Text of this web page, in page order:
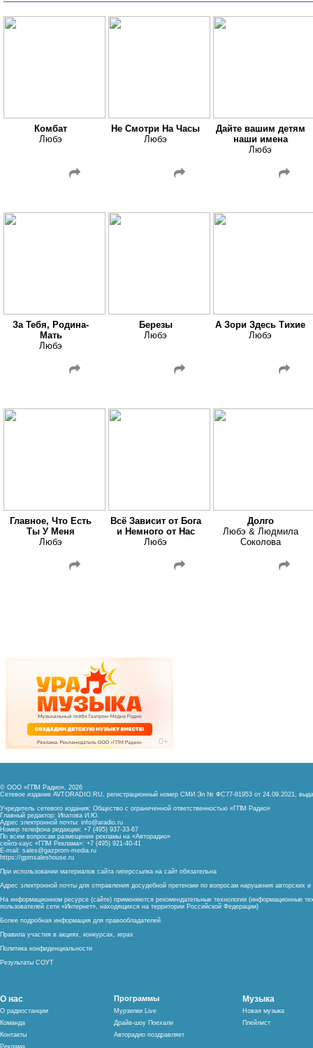
Комбат
Любэ
Не Смотри На Часы
Любэ
Дайте вашим детям
наши имена
Любэ
За Тебя, Родина-
Мать
Любэ
Березы
Любэ
А Зори Здесь Тихие
Любэ
Главное, Что Есть
Ты У Меня
Любэ
Всё Зависит от Бога
и Немного от Нас
Любэ
Долго
Любэ & Людмила
Соколова
© ООО «ГПМ Радио», 2026
Сетевое издание AVTORADIO.RU, регистрационный номер СМИ Эл № ФС77-81953 от 24.09.2021,
Учредитель сетевого издания: Общество с ограниченной ответственностью «ГПМ Радио»
Главный редактор: Ипатова И.Ю.
Адрес электронной почты: info@aradio.ru
Номер телефона редакции: +7 (495) 937-33-67
По всем вопросам размещения рекламы на «Авторадио»
сейлз-хаус «ГПМ Реклама»: +7 (495) 921-40-41
E-mail: sales@gazprom-media.ru
https://gpmsaleshouse.ru
При использовании материалов сайта гиперссылка на сайт обязательна
Адрес электронной почты для отправления досудебной претензии по вопросам нарушения авторских
На информационном ресурсе (сайте) применяются рекомендательные технологии (информационные
пользователей сети «Интернет», находящихся на территории Российской Федерации)
Более подробная информация для правообладателей
Правила участия в акциях, конкурсах, играх
Политика конфиденциальности
Результаты СОУТ
О нас
О радиостанции
Команда
Контакты
Реклама
Программы
Мурзилки Live
Драйв-шоу Поехали
Авторадио поздравляет
Музыка
Новая музыка
Плейлист